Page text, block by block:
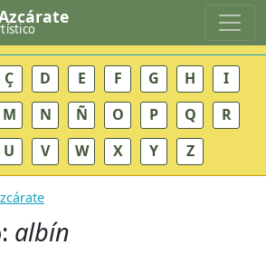
Ç D E F G H
I
M N Ñ O P Q
R
U V W X Y Z
albín